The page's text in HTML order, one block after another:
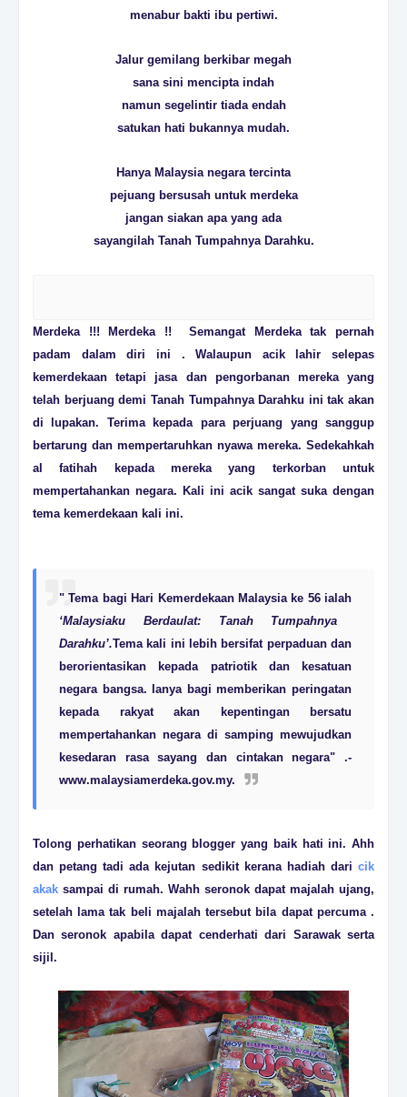
menabur bakti ibu pertiwi.
Jalur gemilang berkibar megah
sana sini mencipta indah
namun segelintir tiada endah
satukan hati bukannya mudah.
Hanya Malaysia negara tercinta
pejuang bersusah untuk merdeka
jangan siakan apa yang ada
sayangilah Tanah Tumpahnya Darahku.
Merdeka !!! Merdeka !! Semangat Merdeka tak pernah
padam dalam diri ini . Walaupun acik lahir selepas
kemerdekaan tetapi jasa dan pengorbanan mereka yang
telah berjuang demi Tanah Tumpahnya Darahku ini tak akan
di lupakan. Terima kepada para perjuang yang sanggup
bertarung dan mempertaruhkan nyawa mereka. Sedekahkah
al fatihah kepada mereka yang terkorban untuk
mempertahankan negara. Kali ini acik sangat suka dengan
tema kemerdekaan kali ini.
" Tema bagi Hari Kemerdekaan Malaysia ke 56 ialah
‘Malaysiaku Berdaulat: Tanah Tumpahnya
Darahku’.Tema kali ini lebih bersifat perpaduan dan
berorientasikan kepada patriotik dan kesatuan
negara bangsa.Ianya bagi memberikan peringatan
kepada rakyat akan kepentingan bersatu
mempertahankan negara di samping mewujudkan
kesedaran rasa sayang dan cintakan negara" .-
www.malaysiamerdeka.gov.my.
Tolong perhatikan seorang blogger yang baik hati ini. Ahh
dan petang tadi ada kejutan sedikit kerana hadiah dari cik
akak sampai di rumah. Wahh seronok dapat majalah ujang,
setelah lama tak beli majalah tersebut bila dapat percuma .
Dan seronok apabila dapat cenderhati dari Sarawak serta
sijil.